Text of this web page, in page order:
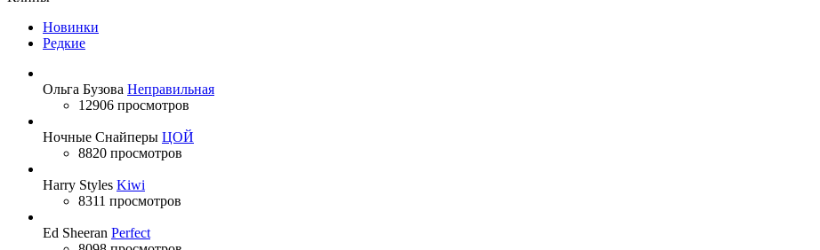
Новинки
Редкие
Ольга Бузова Неправильная
12906 просмотров
Ночные Снайперы ЦОЙ
8820 просмотров
Harry Styles Kiwi
8311 просмотров
Ed Sheeran Perfect